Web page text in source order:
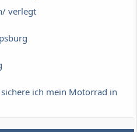
verlegt
sichere ich mein Motorrad in